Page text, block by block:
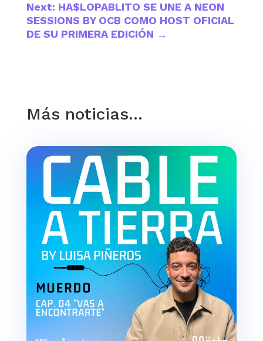
Next: HA$LOPABLITO SE UNE A NEON
SESSIONS BY OCB COMO HOST OFICIAL
DE SU PRIMERA EDICIÓN →
Más noticias…